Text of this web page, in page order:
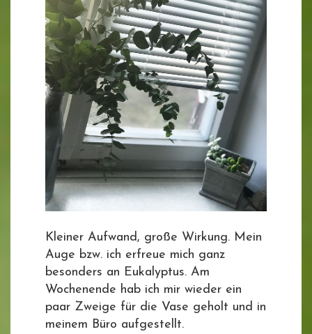
Kleiner Aufwand, große Wirkung. Mein
Auge bzw. ich erfreue mich ganz
besonders an Eukalyptus. Am
Wochenende hab ich mir wieder ein
paar Zweige für die Vase geholt und in
meinem Büro aufgestellt.